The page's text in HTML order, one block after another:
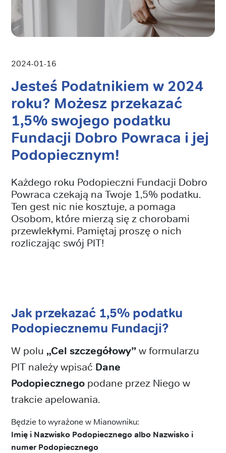
2024-01-16
Jesteś Podatnikiem w 2024
roku? Możesz przekazać
1,5% swojego podatku
Fundacji Dobro Powraca i jej
Podopiecznym!
Każdego roku Podopieczni Fundacji Dobro
Powraca czekają na Twoje 1,5% podatku.
Ten gest nic nie kosztuje, a pomaga
Osobom, które mierzą się z chorobami
przewlekłymi. Pamiętaj proszę o nich
rozliczając swój PIT!
Jak przekazać 1,5% podatku
Podopiecznemu Fundacji?
W polu „Cel szczegółowy” w formularzu
PIT należy wpisać Dane
Podopiecznego podane przez Niego w
trakcie apelowania.
Będzie to wyrażone w Mianowniku:
Imię i Nazwisko Podopiecznego albo Nazwisko i
numer Podopiecznego